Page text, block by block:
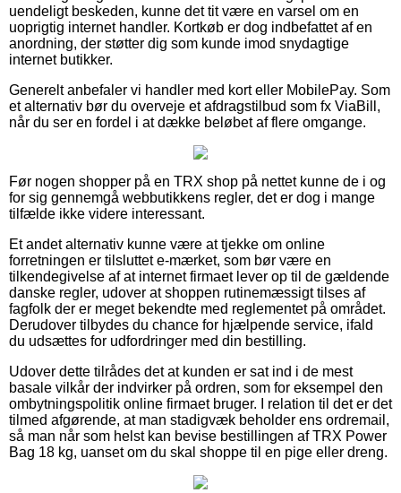
uendeligt beskeden, kunne det tit være en varsel om en
uoprigtig internet handler. Kortkøb er dog indbefattet af en
anordning, der støtter dig som kunde imod snydagtige
internet butikker.
Generelt anbefaler vi handler med kort eller MobilePay. Som
et alternativ bør du overveje et afdragstilbud som fx ViaBill,
når du ser en fordel i at dække beløbet af flere omgange.
Før nogen shopper på en TRX shop på nettet kunne de i og
for sig gennemgå webbutikkens regler, det er dog i mange
tilfælde ikke videre interessant.
Et andet alternativ kunne være at tjekke om online
forretningen er tilsluttet e-mærket, som bør være en
tilkendegivelse af at internet firmaet lever op til de gældende
danske regler, udover at shoppen rutinemæssigt tilses af
fagfolk der er meget bekendte med reglementet på området.
Derudover tilbydes du chance for hjælpende service, ifald
du udsættes for udfordringer med din bestilling.
Udover dette tilrådes det at kunden er sat ind i de mest
basale vilkår der indvirker på ordren, som for eksempel den
ombytningspolitik online firmaet bruger. I relation til det er det
tilmed afgørende, at man stadigvæk beholder ens ordremail,
så man når som helst kan bevise bestillingen af TRX Power
Bag 18 kg, uanset om du skal shoppe til en pige eller dreng.